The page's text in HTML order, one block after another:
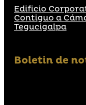
Edificio
Contiguo a
Tegucigalpa
Boletin de